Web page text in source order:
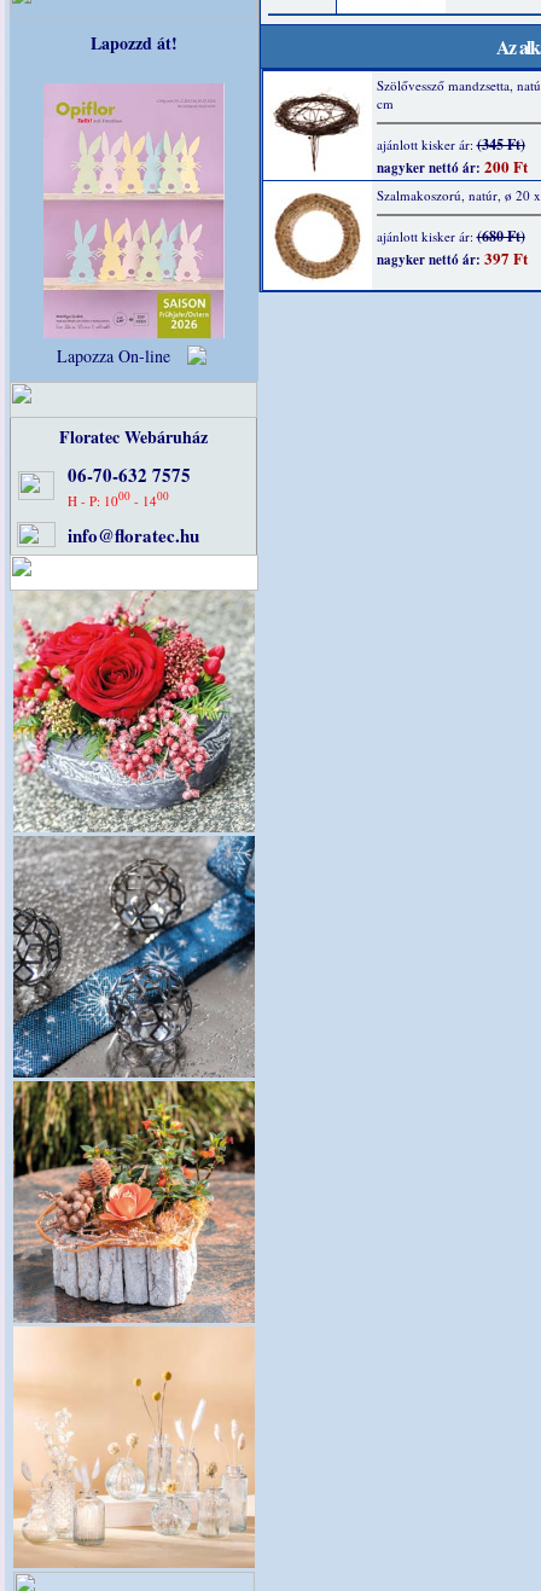
Lapozzd át!
Lapozza On-line
Floratec Webáruház
06-70-632 7575
H - P: 1000 - 1400
info@floratec.hu
Az
Szölővessző mandzsetta,
cm
ajánlott kisker ár:(345 Ft)
nagyker nettó ár: 200 Ft
Szalmakoszorú, natúr, ø 20
ajánlott kisker ár:(680 Ft)
nagyker nettó ár: 397 Ft